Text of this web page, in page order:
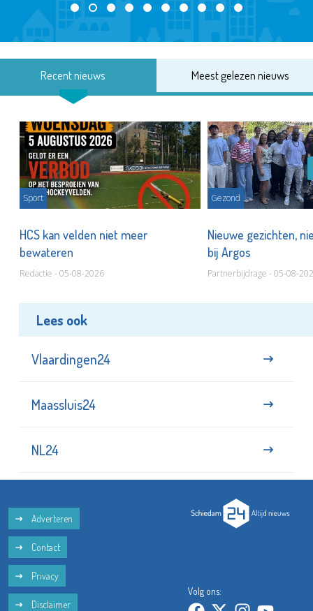
Recent nieuws Meest gelezen nieuws
Sport
HCS kan velden niet meer
bewateren
Redactie - 05-08-2026
Gezond
Nieuwe gezichten,
bij Argos
Partnerbijdrage - 05-08-
Lees ook
Vlaardingen24
Maassluis24
NL24
Adverteren
Contact
Privacy
Disclaimer
Volg ons: